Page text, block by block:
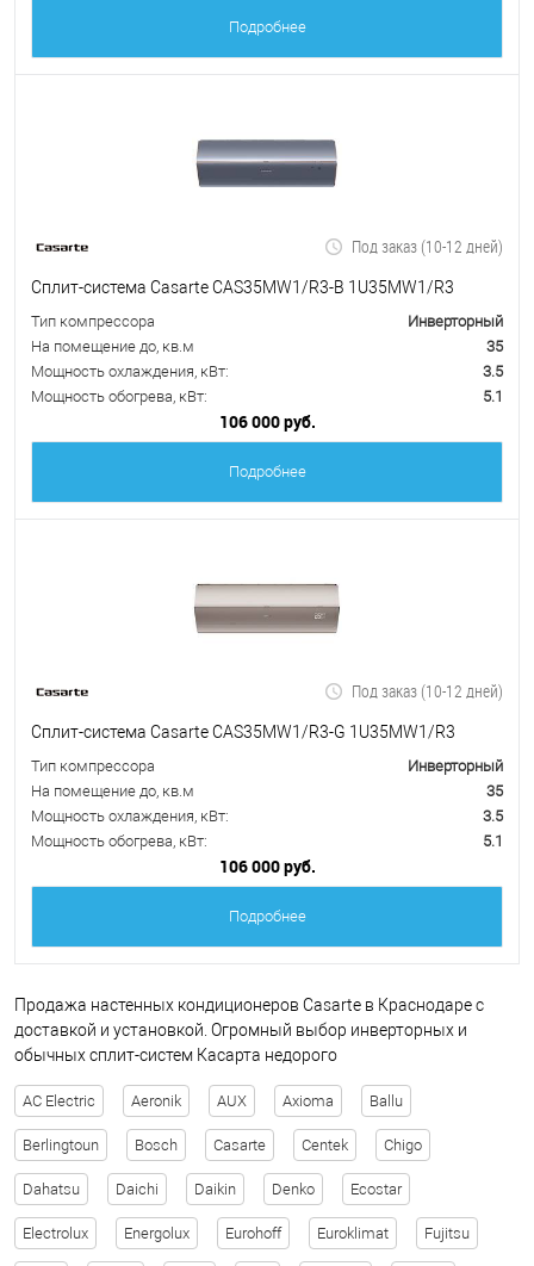
AC Electric Aeronik AUX Axioma Ballu
Berlingtoun Bosch Casarte Centek Chigo
Dahatsu Daichi Daikin Denko Ecostar
Electrolux Energolux Eurohoff Euroklimat Fujitsu
Подробнее
Под заказ (10-12 дней)
Сплит-система Casarte CAS35MW1/R3-B 1U35MW1/R3
Тип компрессора
Инверторный
На помещение до, кв.м
35
Мощность охлаждения, кВт:
3.5
Мощность обогрева, кВт:
5.1
106 000 руб.
Подробнее
Под заказ (10-12 дней)
Сплит-система Casarte CAS35MW1/R3-G 1U35MW1/R3
Тип компрессора
Инверторный
На помещение до, кв.м
35
Мощность охлаждения, кВт:
3.5
Мощность обогрева, кВт:
5.1
106 000 руб.
Подробнее
Продажа настенных кондиционеров Casarte в Краснодаре с
доставкой и установкой. Огромный выбор инверторных и
обычных сплит-систем Касарта недорого